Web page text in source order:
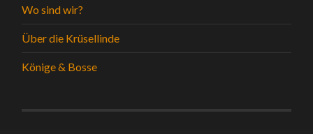
Wo sind wir?
Über die Krüsellinde
Könige & Bosse